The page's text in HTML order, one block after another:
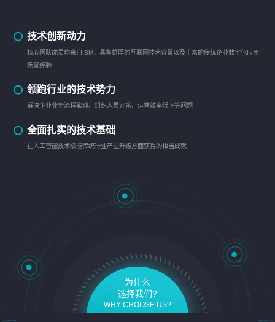
技术创新动力
核心团队成员均来自IBM，具备雄厚的互联网技术背景以及丰富的传统企业数字化应用
场景经验
领跑行业的技术势力
解决企业业务流程繁琐、组织人员冗余、运营效率低下等问题
全面扎实的技术基础
在人工智能技术赋能传统行业产业升级方面获得的相当成就
为什么
选择我们?
WHY CHOOSE US?